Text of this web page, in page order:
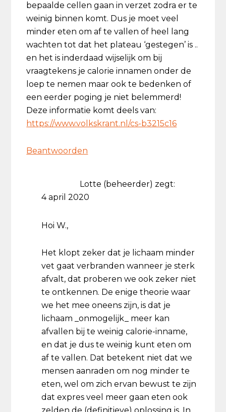
bepaalde cellen gaan in verzet zodra er te
weinig binnen komt. Dus je moet veel
minder eten om af te vallen of heel lang
wachten tot dat het plateau ‘gestegen’ is ..
en het is inderdaad wijselijk om bij
vraagtekens je calorie innamen onder de
loep te nemen maar ook te bedenken of
een eerder poging je niet belemmerd!
Deze informatie komt deels van:
https://www.volkskrant.nl/cs-b3215c16
Beantwoorden
Lotte (beheerder) zegt:
4 april 2020
Hoi W.,
Het klopt zeker dat je lichaam minder
vet gaat verbranden wanneer je sterk
afvalt, dat proberen we ook zeker niet
te ontkennen. De enige theorie waar
we het mee oneens zijn, is dat je
lichaam _onmogelijk_ meer kan
afvallen bij te weinig calorie-inname,
en dat je dus te weinig kunt eten om
af te vallen. Dat betekent niet dat we
mensen aanraden om nog minder te
eten, wel om zich ervan bewust te zijn
dat expres veel meer gaan eten ook